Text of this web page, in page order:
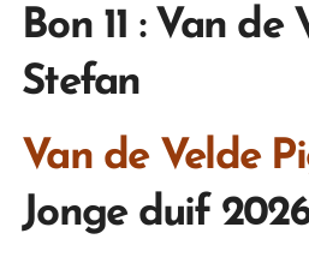
Bon 11 : Van de
Stefan
Van de Velde
Jonge duif